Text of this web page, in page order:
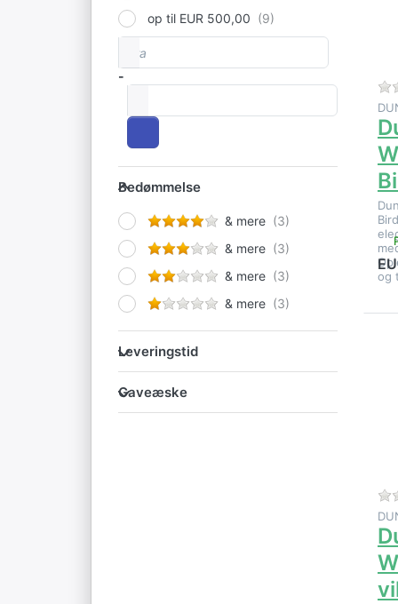
op til EUR 500,00
Prisinterval
-
Bedømmelse
Bedømmelse
& mere
& mere
& mere
& mere
Leveringstid
Leveringstid
Gaveæske
Gaveæske
og